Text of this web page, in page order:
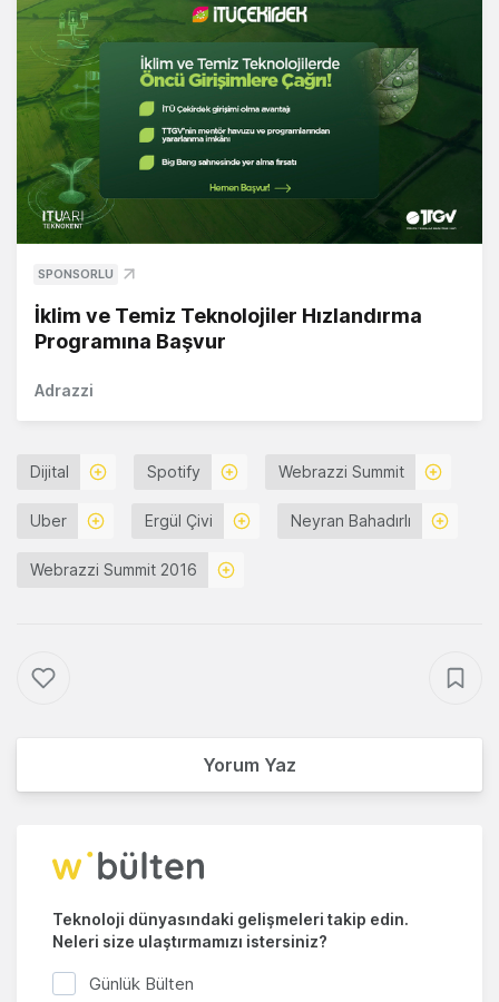
SPONSORLU
İklim ve Temiz Teknolojiler Hızlandırma
Programına Başvur
Adrazzi
Dijital Spotify Webrazzi Summit
Uber Ergül Çivi Neyran Bahadırlı
Webrazzi Summit 2016
Yorum Yaz
Teknoloji dünyasındaki gelişmeleri takip edin.
Neleri size ulaştırmamızı istersiniz?
Günlük Bülten